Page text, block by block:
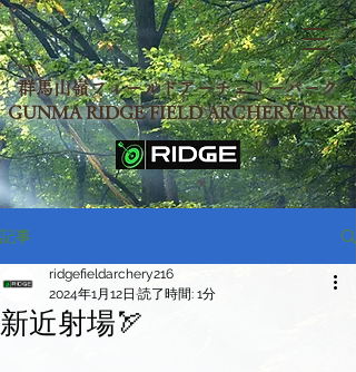
群馬山嶺フィールドアーチェリーパーク
GUNMA RIDGE FIELD ARCHERY PARK
記事
新近射場🏹
ridgefieldarchery216
2024年1月12日 読了時間: 1分